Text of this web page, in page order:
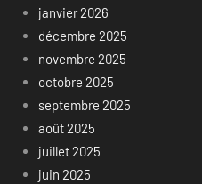
janvier 2026
décembre 2025
novembre 2025
octobre 2025
septembre 2025
août 2025
juillet 2025
juin 2025